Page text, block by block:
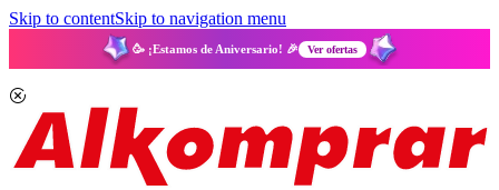
Skip to contentSkip to navigation menu
🥳 ¡Estamos de Aniversario! 🎉 Ver ofertas